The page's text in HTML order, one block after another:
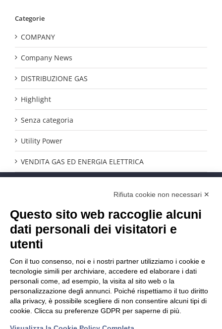
Categorie
COMPANY
Company News
DISTRIBUZIONE GAS
Highlight
Senza categoria
Utility Power
VENDITA GAS ED ENERGIA ELETTRICA
CONTATTACI
Phone:0554289294 E-mail:info@iperutility.it
Rifiuta cookie non necessari ✕
Questo sito web raccoglie alcuni
dati personali dei visitatori e
utenti
Con il tuo consenso, noi e i nostri partner utilizziamo i cookie e
tecnologie simili per archiviare, accedere ed elaborare i dati
personali come, ad esempio, la visita al sito web o la
personalizzazione degli annunci. Poiché rispettiamo il tuo diritto
alla privacy, è possibile scegliere di non consentire alcuni tipi di
cookie. Clicca su preferenze GDPR per saperne di più.